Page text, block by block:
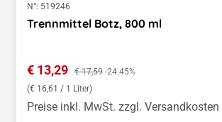
N°: 519246
Trennmittel Botz, 800 ml
Verkaufspreis:
€ 13,29 Regulärer Preis:
€ 17,59 -24.45%
(€ 16,61 / 1 Liter)
Preise inkl. MwSt. zzgl. Versandkosten